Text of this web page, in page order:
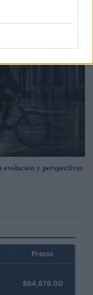
evolución y perspectivas
Precio
$64,878.00